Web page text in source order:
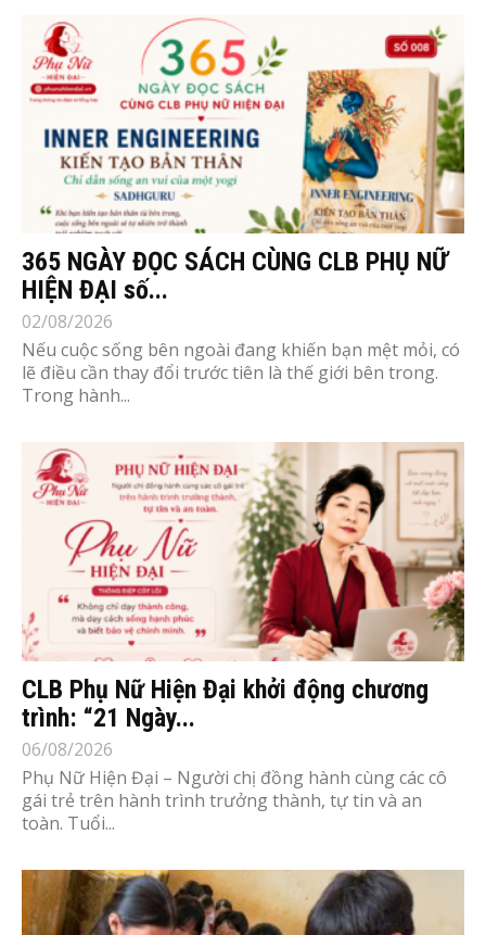
365 NGÀY ĐỌC SÁCH CÙNG CLB PHỤ NỮ
HIỆN ĐẠI số...
02/08/2026
Nếu cuộc sống bên ngoài đang khiến bạn mệt mỏi, có
lẽ điều cần thay đổi trước tiên là thế giới bên trong.
Trong hành...
CLB Phụ Nữ Hiện Đại khởi động chương
trình: “21 Ngày...
06/08/2026
Phụ Nữ Hiện Đại – Người chị đồng hành cùng các cô
gái trẻ trên hành trình trưởng thành, tự tin và an
toàn. Tuổi...